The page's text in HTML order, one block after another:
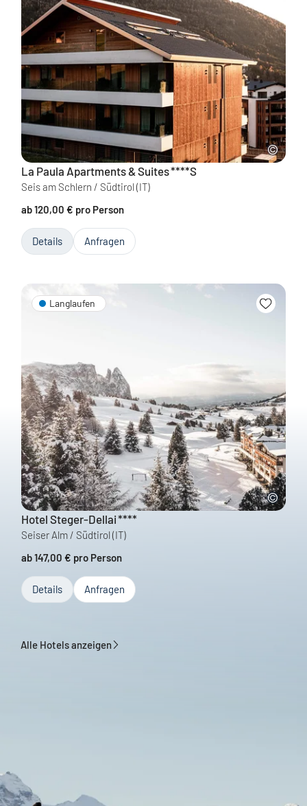
La Paula Apartments & Suites****S
Seis am Schlern / Südtirol (IT)
ab 120,00 € pro Person
Details Anfragen
Langlaufen
Hotel Steger-Dellai****
Seiser Alm / Südtirol (IT)
ab 147,00 € pro Person
Details Anfragen
Alle Hotels anzeigen